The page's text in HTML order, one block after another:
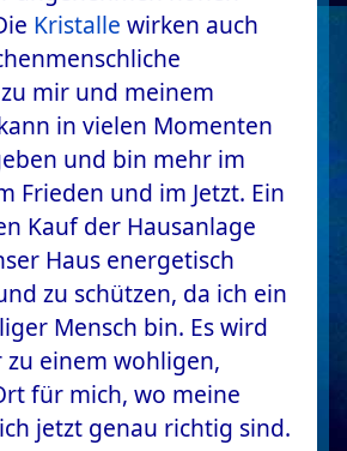
Kristalle wirken auch
mir und meinem
in vielen Momenten
und bin mehr im
Frieden und im Jetzt. Ein
Kauf der Hausanlage
Haus energetisch
zu schützen, da ich ein
Mensch bin. Es wird
einem wohligen,
für mich, wo meine
jetzt genau richtig sind.